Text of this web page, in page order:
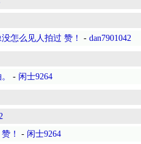
怎么见人拍过 赞！
- dan7901042
- 闲士9264
！
- 闲士9264